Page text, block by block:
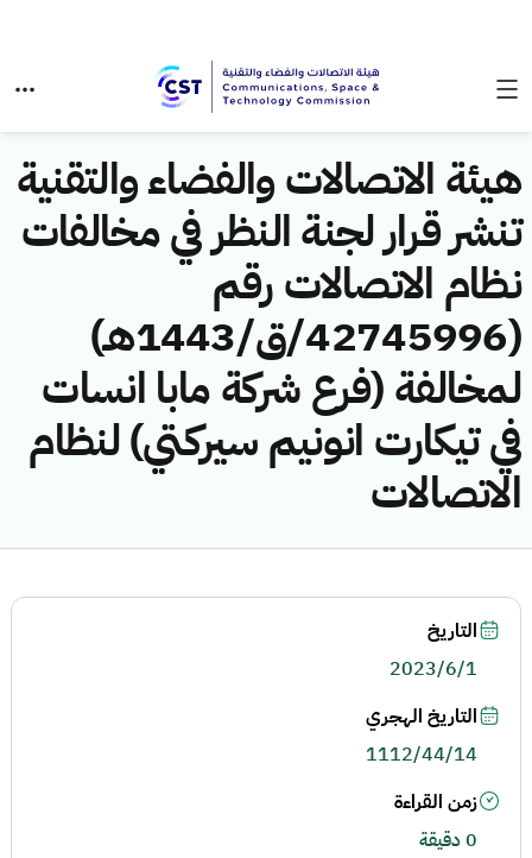
هيئة الاتصالات والفضاء والتقنية
تنشر قرار لجنة النظر في مخالفات
نظام الاتصالات رقم
(42745996/ق/1443هـ)
لمخالفة (فرع شركة مابا انسات
في تيكارت انونيم سيركتي) لنظام
الاتصالات
التاريخ
2023/6/1
التاريخ الهجري
1112/44/14
زمن القراءة
0 دقيقة